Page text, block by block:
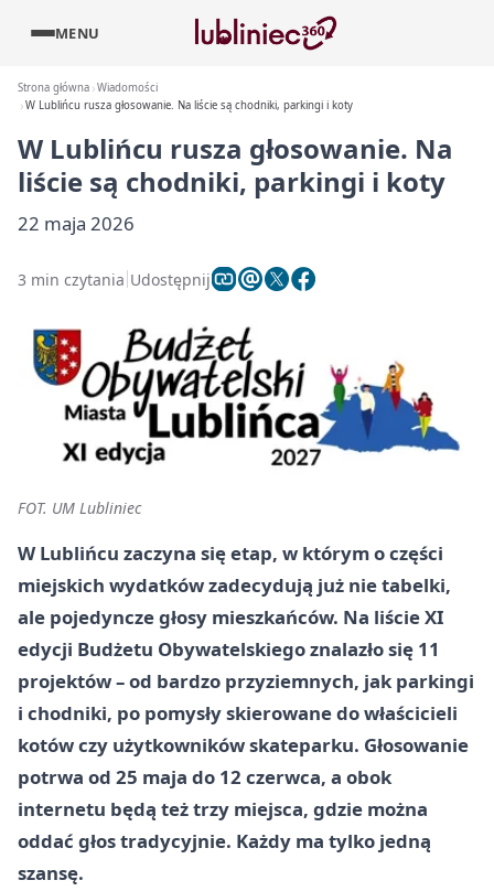
MENU
Strona główna Wiadomości
W Lublińcu rusza głosowanie. Na liście są chodniki, parkingi i koty
W Lublińcu rusza głosowanie. Na
liście są chodniki, parkingi i koty
22 maja 2026
3 min czytania Udostępnij
FOT. UM Lubliniec
W Lublińcu zaczyna się etap, w którym o części
miejskich wydatków zadecydują już nie tabelki,
ale pojedyncze głosy mieszkańców. Na liście XI
edycji Budżetu Obywatelskiego znalazło się 11
projektów – od bardzo przyziemnych, jak parkingi
i chodniki, po pomysły skierowane do właścicieli
kotów czy użytkowników skateparku. Głosowanie
potrwa od 25 maja do 12 czerwca, a obok
internetu będą też trzy miejsca, gdzie można
oddać głos tradycyjnie. Każdy ma tylko jedną
szansę.